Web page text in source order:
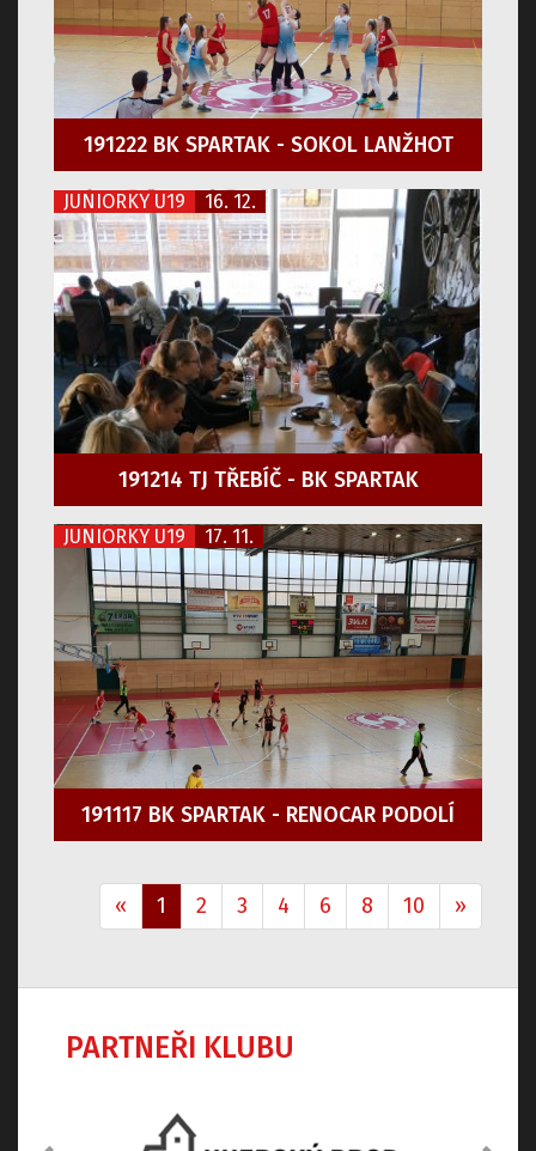
191222 BK SPARTAK - SOKOL LANŽHOT
JUNIORKY U19 16. 12.
191214 TJ TŘEBÍČ - BK SPARTAK
JUNIORKY U19 17. 11.
191117 BK SPARTAK - RENOCAR PODOLÍ
« 1 2 3 4 6 8 10 »
PARTNEŘI KLUBU